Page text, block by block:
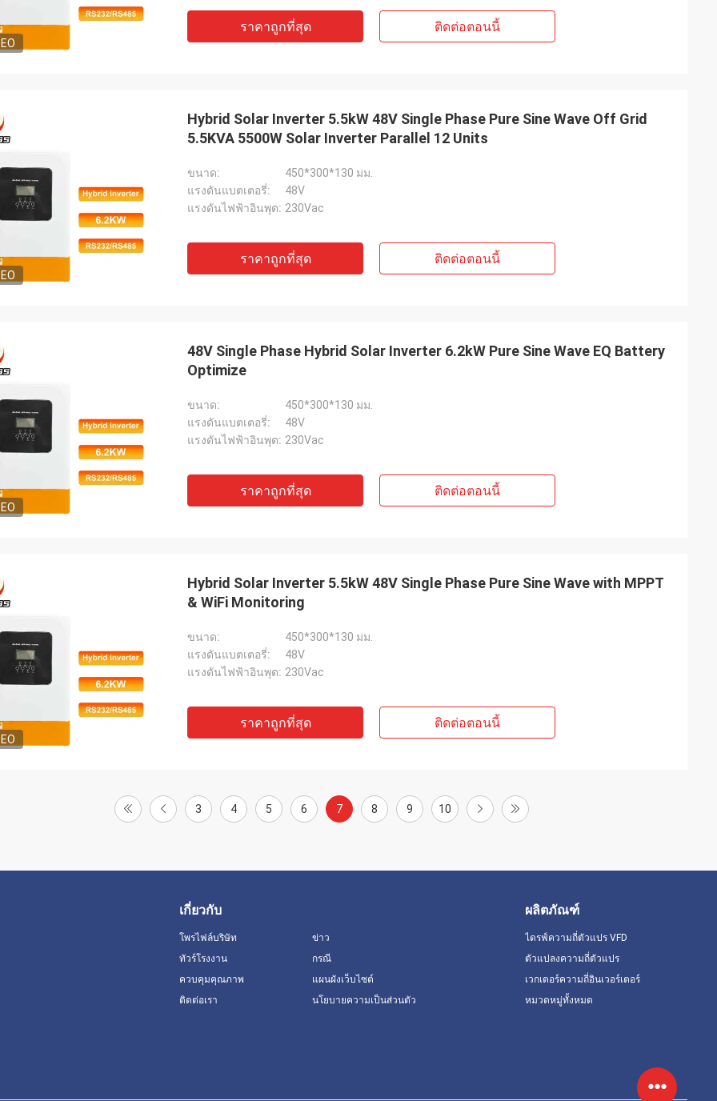
ราคาถูกที่สุด ติดต่อตอนนี้
Hybrid Solar Inverter 5.5kW 48V Single Phase Pure Sine Wave Off Grid
5.5KVA 5500W Solar Inverter Parallel 12 Units
ขนาด:
450*300*130 มม.
แรงดันแบตเตอรี่:
48V
แรงดันไฟฟ้าอินพุต: 230Vac
ราคาถูกที่สุด ติดต่อตอนนี้
48V Single Phase Hybrid Solar Inverter 6.2kW Pure Sine Wave EQ Battery
Optimize
ขนาด:
450*300*130 มม.
แรงดันแบตเตอรี่:
48V
แรงดันไฟฟ้าอินพุต: 230Vac
ราคาถูกที่สุด ติดต่อตอนนี้
Hybrid Solar Inverter 5.5kW 48V Single Phase Pure Sine Wave with MPPT
& WiFi Monitoring
ขนาด:
450*300*130 มม.
แรงดันแบตเตอรี่:
48V
แรงดันไฟฟ้าอินพุต: 230Vac
ราคาถูกที่สุด ติดต่อตอนนี้
3 4 5 6 7 8 9 10
เกี่ยวกับ
โพรไฟล์บริษัท
ทัวร์โรงงาน
ควบคุมคุณภาพ
ติดต่อเรา
ข่าว
กรณี
แผนผังเว็บไซต์
นโยบายความเป็นส่วนตัว
ผลิตภัณฑ์
ไดรฟ์ความถี่ตัวแปร VFD
ตัวแปลงความถี่ตัวแปร
เวกเตอร์ความถี่อินเวอร์เตอร์
หมวดหมู่ทั้งหมด